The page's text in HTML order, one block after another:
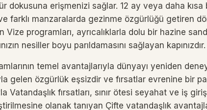
dokusuna erişmenizi sağlar. 12 ay veya daha kısa
farklı manzaralarda gezinme özgürlüğü getiren
Vize programları, ayrıcalıklarla dolu bir hazine
nesiller boyu parıldamasını sağlayan kapınızdır.
temel avantajlarıyla dünyayı yeniden
gelen özgürlük eşsizdir ve fırsatlar evrenine bir
Vatandaşlık fırsatları, sınır ötesi seyahat ve iş
olanak tanıyan Çifte vatandaşlık